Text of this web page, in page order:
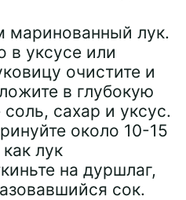
маринованный лук.
уксусе или
очистите и
в глубокую
сахар и уксус.
около 10-15
лук
на дуршлаг,
сок.